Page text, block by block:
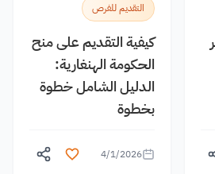
التقديم للفرص
كيفية التقديم على منح
الحكومة الهنغارية:
الدليل الشامل خطوة
بخطوة
4/1/2026